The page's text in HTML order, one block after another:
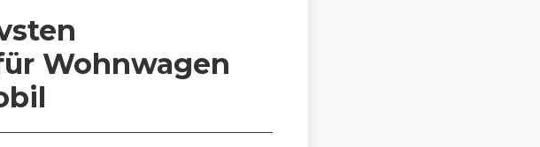
Wohnwagen